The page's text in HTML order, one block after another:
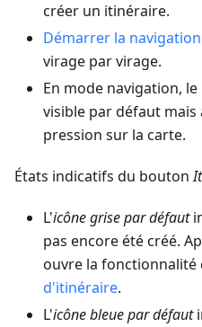
créer un itinéraire.
Démarrer la navigation
virage par virage.
En mode navigation,
visible par défaut
pression sur la carte.
États indicatifs du bouton
L'icône grise par défaut
pas encore été créé.
ouvre la fonctionnalité
d'itinéraire.
L'icône bleue par défaut